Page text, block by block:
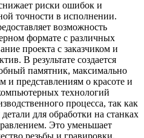
риски ошибок и
точности в исполнении.
возможность
формате с различных
проекта с заказчиком и
В результате создается
памятник, максимально
и представлениям о красоте и
технологий
процесса, так как
для обработки на станках
Это уменьшает
резьбы и гравировки.